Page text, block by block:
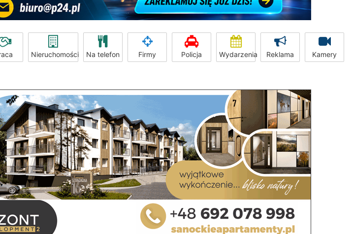
Nieruchomości Na telefon Firmy Policja Wydarzenia Reklama Kamery